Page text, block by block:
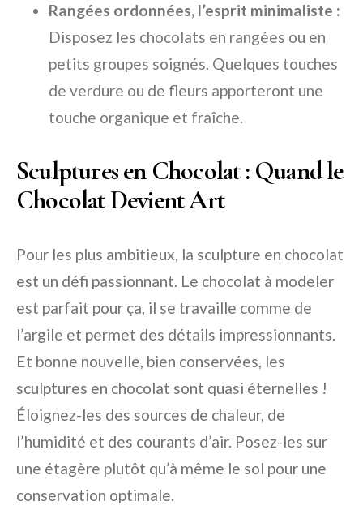
Rangées ordonnées, l’esprit minimaliste :
Disposez les chocolats en rangées ou en
petits groupes soignés. Quelques touches
de verdure ou de fleurs apporteront une
touche organique et fraîche.
Sculptures en Chocolat : Quand le
Chocolat Devient Art
Pour les plus ambitieux, la sculpture en chocolat
est un défi passionnant. Le chocolat à modeler
est parfait pour ça, il se travaille comme de
l’argile et permet des détails impressionnants.
Et bonne nouvelle, bien conservées, les
sculptures en chocolat sont quasi éternelles !
Éloignez-les des sources de chaleur, de
l’humidité et des courants d’air. Posez-les sur
une étagère plutôt qu’à même le sol pour une
conservation optimale.